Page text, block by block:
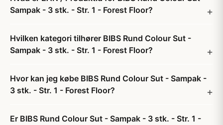
Sampak - 3 stk. - Str. 1 - Forest Floor?
Hvilken kategori tilhører BIBS Rund Colour Sut -
Sampak - 3 stk. - Str. 1 - Forest Floor?
Hvor kan jeg købe BIBS Rund Colour Sut - Sampak -
3 stk. - Str. 1 - Forest Floor?
Er BIBS Rund Colour Sut - Sampak - 3 stk. - Str. 1 -